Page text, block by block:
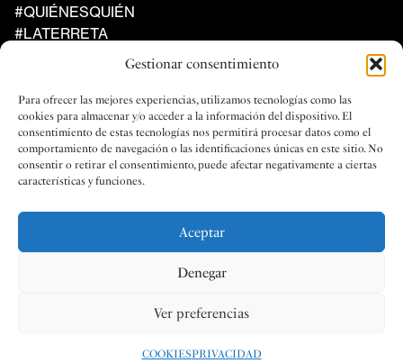
Gestionar consentimiento
Para ofrecer las mejores experiencias, utilizamos tecnologías como las
cookies para almacenar y/o acceder a la información del dispositivo. El
consentimiento de estas tecnologías nos permitirá procesar datos como el
comportamiento de navegación o las identificaciones únicas en este sitio. No
consentir o retirar el consentimiento, puede afectar negativamente a ciertas
características y funciones.
Aceptar
Denegar
Ver preferencias
COOKIESPRIVACIDAD
#QUIÉNESQUIÉN
#LATERRETA
UN PROYECTO DE LA FEDERACIÓN
DE SOCIEDADES MUSICALES
DE LA COMUNIDAD VALENCIANA
Social Legal
PRIVACIDAD
LEGAL